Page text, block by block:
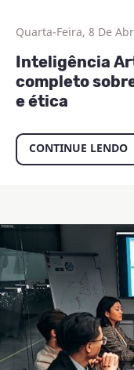
Quarta-Feira, 8 De
Inteligência
completo
e ética
CONTINUE LENDO